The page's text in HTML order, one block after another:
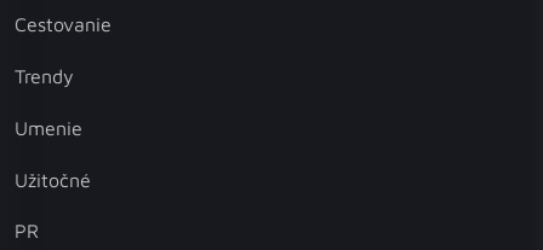
Cestovanie
Trendy
Umenie
Užitočné
PR